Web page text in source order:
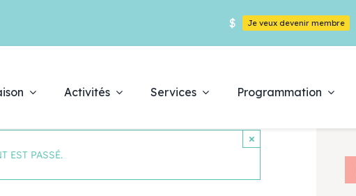
$ Je veux devenir membre
Activités Services Programmation
EST PASSÉ.
×